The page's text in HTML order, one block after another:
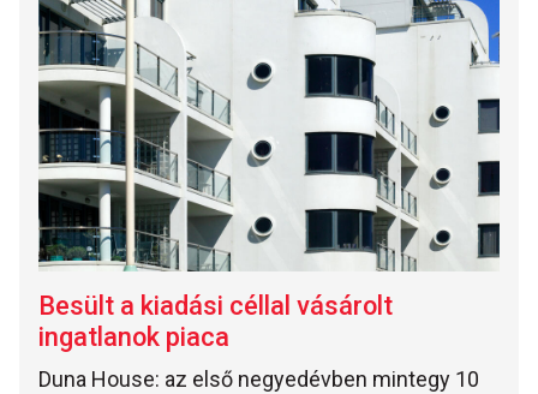
Besült a kiadási céllal vásárolt
ingatlanok piaca
Duna House: az első negyedévben mintegy 10